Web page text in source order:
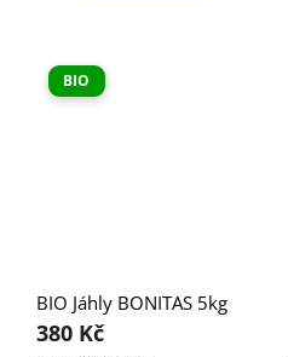
BIO
BIO Jáhly BONITAS 5kg
380 Kč